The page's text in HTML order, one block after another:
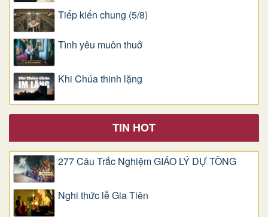
Tiếp kiến chung (5/8)
Tình yêu muôn thuở
Khi Chúa thinh lặng
TIN HOT
277 Câu Trắc Nghiệm GIÁO LÝ DỰ TÒNG
Nghi thức lễ Gia Tiên